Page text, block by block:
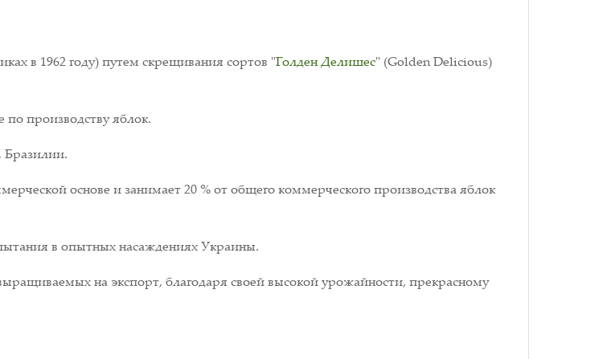
в 1962 году) путем скрещивания сортов "Голден Делишес" (Golden Delicious)
производству яблок.
Бразилии.
основе и занимает 20 % от общего коммерческого производства яблок
в опытных насаждениях Украины.
на экспорт, благодаря своей высокой урожайности, прекрасному